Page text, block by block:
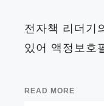
전자책 리더기
있어 액정보호
READ MORE